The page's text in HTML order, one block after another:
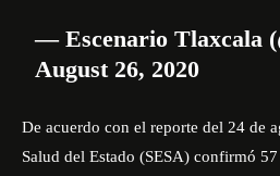
— Escenario Tlaxcala
August 26, 2020
De acuerdo con el reporte del 24 de
Salud del Estado (SESA) confirmó 57